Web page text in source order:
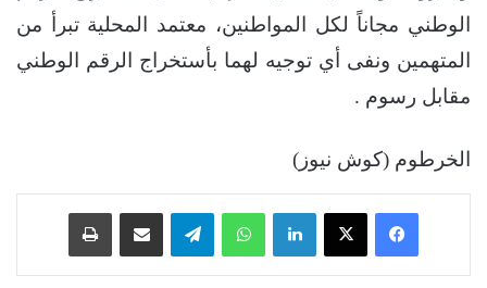
الوطني مجاناً لكل المواطنين، معتمد المحلية تبرأ من
المتهمين ونفى أي توجيه لهما بأستخراج الرقم الوطني
مقابل رسوم .
الخرطوم (كوش نيوز)
فيسبوك ‫X لينكدإن واتساب تيلقرام